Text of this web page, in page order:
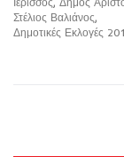
Στέλιος Βαλιάνος,
Δημοτικές Εκλογές